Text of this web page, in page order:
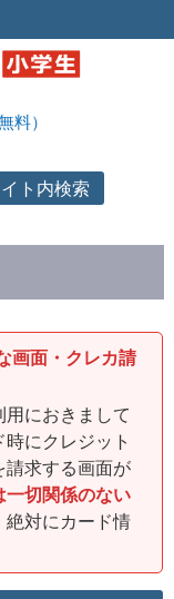
料）
画面・クレカ請
におきまして
にクレジット
請求する画面が
一切関係のない
絶対にカード情